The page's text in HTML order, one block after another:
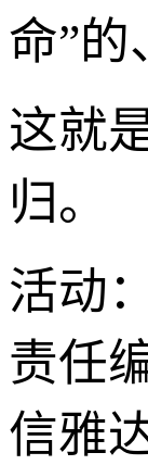
命”
这就
归。
活动
责任
信雅